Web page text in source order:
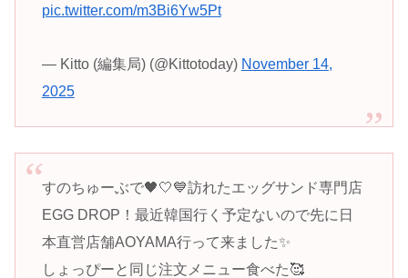
pic.twitter.com/m3Bi6Yw5Pt
— Kitto (編集局) (@Kittotoday) November 14,
2025
すのちゅーぶで🖤🤍💙訪れたエッグサンド専門店
EGG DROP！最近韓国行く予定ないので先に日
本直営店舗AOYAMA行って来ました✨
しょっぴーと同じ注文メニュー食べた🥰